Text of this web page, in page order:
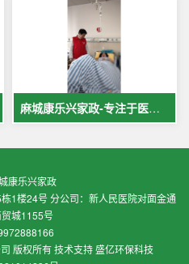
麻城康乐兴家政-专注于医院护理，致力于打造全麻城优质护工护理
康乐兴家政
1楼24号 分公司：新人民医院对面金通
城1155号
版权所有 技术支持 盛亿环保科技